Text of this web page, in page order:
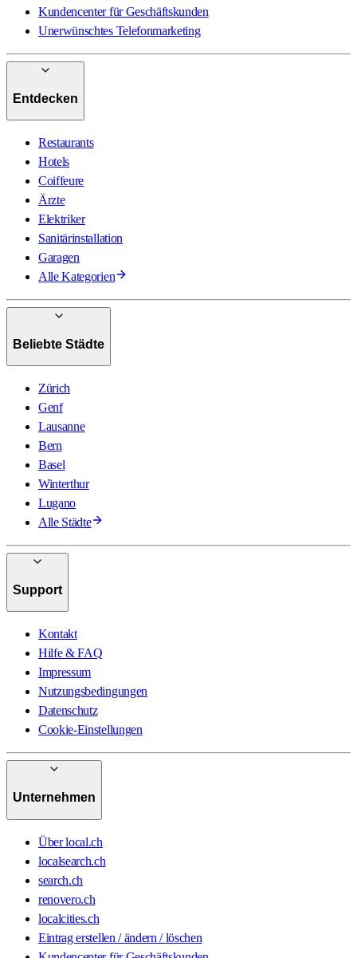
Kundencenter für Geschäftskunden
Unerwünschtes Telefonmarketing
Entdecken
Restaurants
Hotels
Coiffeure
Ärzte
Elektriker
Sanitärinstallation
Garagen
Alle Kategorien
Beliebte Städte
Zürich
Genf
Lausanne
Bern
Basel
Winterthur
Lugano
Alle Städte
Support
Kontakt
Hilfe & FAQ
Impressum
Nutzungsbedingungen
Datenschutz
Cookie-Einstellungen
Unternehmen
Über local.ch
localsearch.ch
search.ch
renovero.ch
localcities.ch
Eintrag erstellen / ändern / löschen